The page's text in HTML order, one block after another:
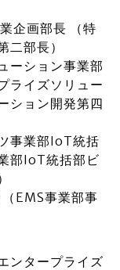
企画部長 （特
部長）
ーション事業部
ライズソリュー
ション開発第四
事業部IoT統括
部IoT統括部ビ
EMS事業部事
ンタープライズ